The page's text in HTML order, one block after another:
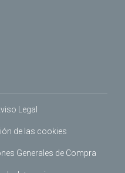
Legal
de las cookies
Generales de Compra